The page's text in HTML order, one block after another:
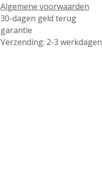
Algemene voorwaarden
30-dagen geld terug
garantie
Verzending: 2-3 werkdagen